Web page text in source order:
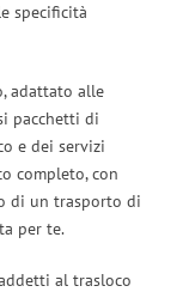
specificità
adattato alle
pacchetti di
e dei servizi
completo, con
di un trasporto di
per te.
al trasloco